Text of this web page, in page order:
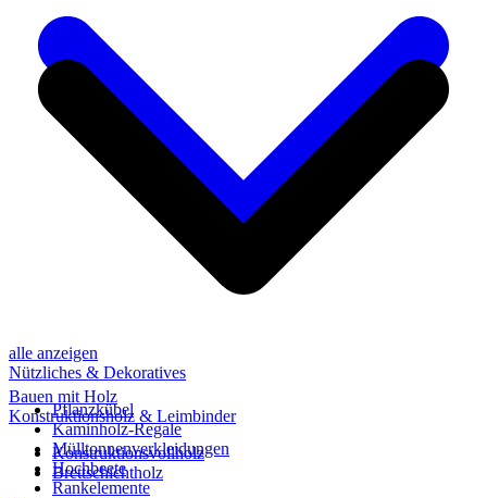
alle anzeigen
Nützliches & Dekoratives
Pflanzkübel
Kaminholz-Regale
Mülltonnenverkleidungen
Hochbeete
Rankelemente
Bauen mit Holz
Konstruktionsholz & Leimbinder
Konstruktionsvollholz
Brettschichtholz